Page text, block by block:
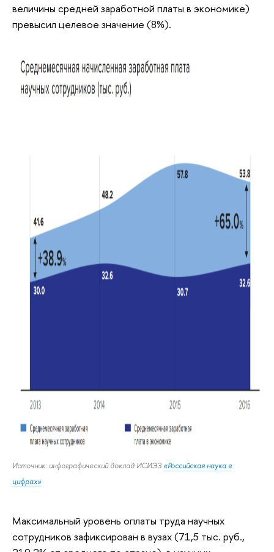
величины средней заработной платы в экономике)
превысил целевое значение (8%).
Источник: инфографический доклад ИСИЭЗ «Российская наука в
цифрах»
Максимальный уровень оплаты труда научных
сотрудников зафиксирован в вузах (71,5 тыс. руб.,